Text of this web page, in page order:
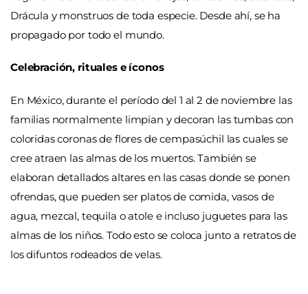
Drácula y monstruos de toda especie. Desde ahí, se ha
propagado por todo el mundo.
Celebración, rituales e íconos
En México, durante el período del 1 al 2 de noviembre las
familias normalmente limpian y decoran las tumbas con
coloridas coronas de flores de cempasúchil las cuales se
cree atraen las almas de los muertos. También se
elaboran detallados altares en las casas donde se ponen
ofrendas, que pueden ser platos de comida, vasos de
agua, mezcal, tequila o atole e incluso juguetes para las
almas de los niños. Todo esto se coloca junto a retratos de
los difuntos rodeados de velas.